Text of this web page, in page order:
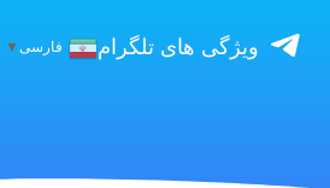
ویژگی های تلگرام فارسی▼